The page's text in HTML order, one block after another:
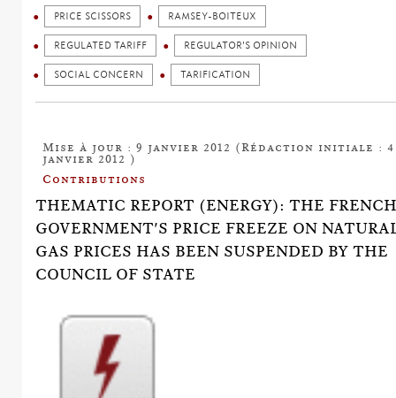
PRICE SCISSORS RAMSEY-BOITEUX
REGULATED TARIFF REGULATOR'S OPINION
SOCIAL CONCERN TARIFICATION
Mise à jour : 9 janvier 2012 (Rédaction initiale : 4
janvier 2012 )
Contributions
THEMATIC REPORT (ENERGY): THE FRENCH
GOVERNMENT'S PRICE FREEZE ON
GAS PRICES HAS BEEN SUSPENDED BY THE
COUNCIL OF STATE